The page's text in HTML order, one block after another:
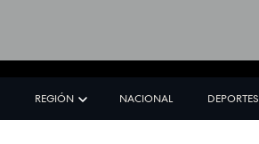
REGIÓN NACIONAL DEPORTES